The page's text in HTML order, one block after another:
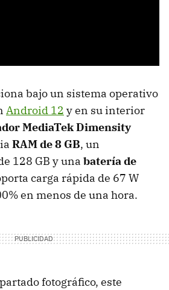
bajo un sistema operativo
Android 12 y en su interior
MediaTek Dimensity
RAM de 8 GB, un
128 GB y una batería de
carga rápida de 67 W
en menos de una hora.
fotográfico, este